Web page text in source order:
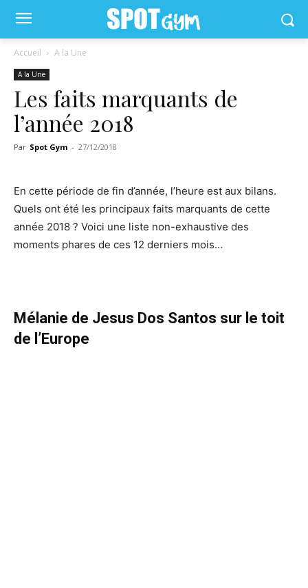
Accueil A la Une
A la Une
Les faits marquants de
l’année 2018
Par Spot Gym - 27/12/2018
En cette période de fin d’année, l’heure est aux bilans.
Quels ont été les principaux faits marquants de cette
année 2018 ? Voici une liste non-exhaustive des
moments phares de ces 12 derniers mois…
Mélanie de Jesus Dos Santos sur le toit
de l’Europe